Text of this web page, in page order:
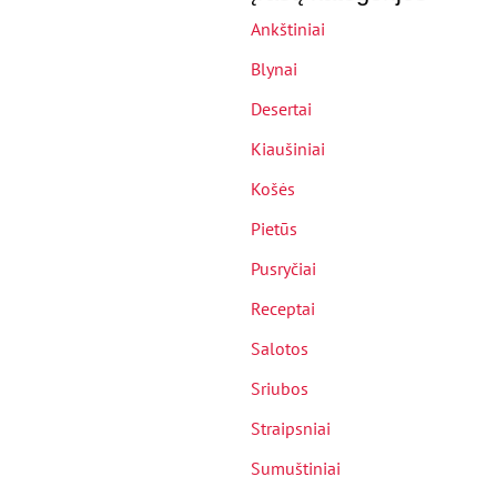
Ankštiniai
Blynai
Desertai
Kiaušiniai
Košės
Pietūs
Pusryčiai
Receptai
Salotos
Sriubos
Straipsniai
Sumuštiniai